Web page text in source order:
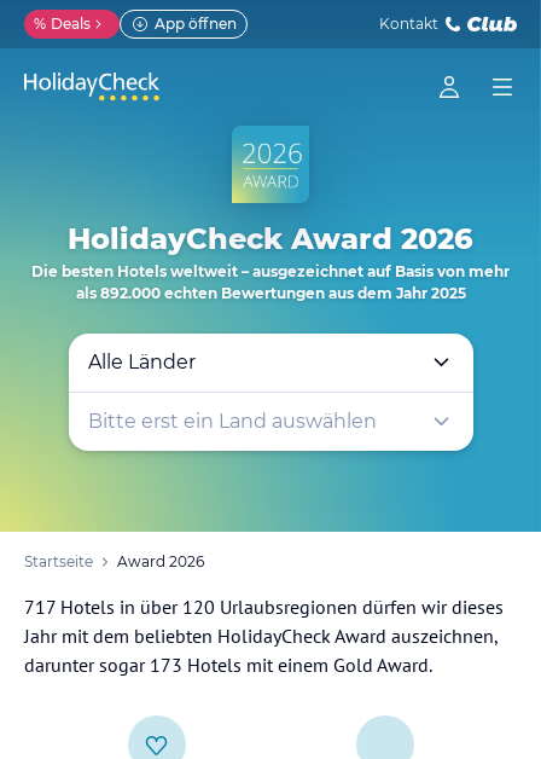
% Deals App öffnen Kontakt
HolidayCheck Award 2026
Die besten Hotels weltweit – ausgezeichnet auf Basis von mehr
als 892.000 echten Bewertungen aus dem Jahr 2025
Alle Länder
Bitte erst ein Land auswählen
Startseite Award 2026
717 Hotels in über 120 Urlaubsregionen dürfen wir dieses
Jahr mit dem beliebten HolidayCheck Award auszeichnen,
darunter sogar 173 Hotels mit einem Gold Award.